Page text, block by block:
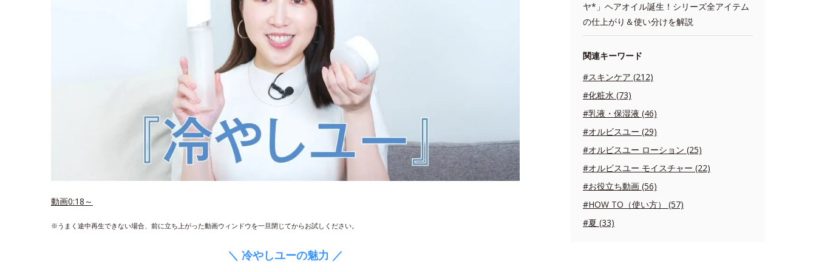
動画0:18～
※うまく途中再生できない場合、前に立ち上がった動画ウィンドウを一旦閉じてからお試しください。
＼ 冷やしユーの魅力 ／
ヤ*」ヘアオイル誕生！シリーズ全アイテム
の仕上がり＆使い分けを解説
関連キーワード
#スキンケア (212)
#化粧水 (73)
#乳液・保湿液 (46)
#オルビスユー (29)
#オルビスユー ローション (25)
#オルビスユー モイスチャー (22)
#お役立ち動画 (56)
#HOW TO（使い方） (57)
#夏 (33)